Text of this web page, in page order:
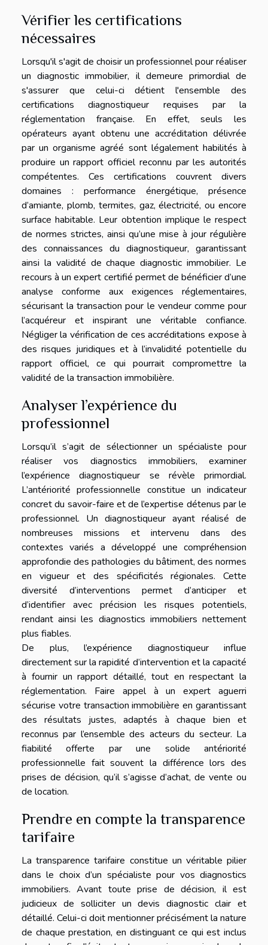
Vérifier les certifications
nécessaires
Lorsqu'il s'agit de choisir un professionnel pour réaliser
un diagnostic immobilier, il demeure primordial de
s'assurer que celui-ci détient l'ensemble des
certifications diagnostiqueur requises par la
réglementation française. En effet, seuls les
opérateurs ayant obtenu une accréditation délivrée
par un organisme agréé sont légalement habilités à
produire un rapport officiel reconnu par les autorités
compétentes. Ces certifications couvrent divers
domaines : performance énergétique, présence
d’amiante, plomb, termites, gaz, électricité, ou encore
surface habitable. Leur obtention implique le respect
de normes strictes, ainsi qu’une mise à jour régulière
des connaissances du diagnostiqueur, garantissant
ainsi la validité de chaque diagnostic immobilier. Le
recours à un expert certifié permet de bénéficier d’une
analyse conforme aux exigences réglementaires,
sécurisant la transaction pour le vendeur comme pour
l’acquéreur et inspirant une véritable confiance.
Négliger la vérification de ces accréditations expose à
des risques juridiques et à l’invalidité potentielle du
rapport officiel, ce qui pourrait compromettre la
validité de la transaction immobilière.
Analyser l’expérience du
professionnel
Lorsqu’il s’agit de sélectionner un spécialiste pour
réaliser vos diagnostics immobiliers, examiner
l’expérience diagnostiqueur se révèle primordial.
L’antériorité professionnelle constitue un indicateur
concret du savoir-faire et de l’expertise détenus par le
professionnel. Un diagnostiqueur ayant réalisé de
nombreuses missions et intervenu dans des
contextes variés a développé une compréhension
approfondie des pathologies du bâtiment, des normes
en vigueur et des spécificités régionales. Cette
diversité d’interventions permet d’anticiper et
d’identifier avec précision les risques potentiels,
rendant ainsi les diagnostics immobiliers nettement
plus fiables.
De plus, l’expérience diagnostiqueur influe
directement sur la rapidité d’intervention et la capacité
à fournir un rapport détaillé, tout en respectant la
réglementation. Faire appel à un expert aguerri
sécurise votre transaction immobilière en garantissant
des résultats justes, adaptés à chaque bien et
reconnus par l’ensemble des acteurs du secteur. La
fiabilité offerte par une solide antériorité
professionnelle fait souvent la différence lors des
prises de décision, qu’il s’agisse d’achat, de vente ou
de location.
Prendre en compte la transparence
tarifaire
La transparence tarifaire constitue un véritable pilier
dans le choix d’un spécialiste pour vos diagnostics
immobiliers. Avant toute prise de décision, il est
judicieux de solliciter un devis diagnostic clair et
détaillé. Celui-ci doit mentionner précisément la nature
de chaque prestation, en distinguant ce qui est inclus